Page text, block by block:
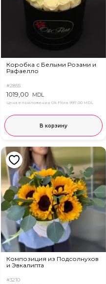
Коробка с Белыми Розами и
Рафаелло
#2855
1019,00 MDL
Цена в приложении Ok Flora 997,00 MDL
В корзину
Композиция из Подсолнухов
и Эвкалипта
#3210